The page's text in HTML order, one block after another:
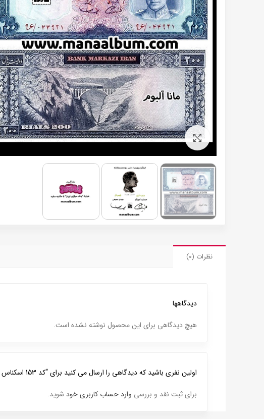
برای بزرگنمایی کلیک کنید
نظرات (0)
دیدگاهها
هیچ دیدگاهی برای این محصول نوشته نشده است.
اولین نفری باشید که دیدگاهی را ارسال می کنید برای “کد 153 اسکناس پهلوی بانک مرکزی 200 ریال”
برای ثبت نقد و بررسی وارد حساب کاربری خود شوید.